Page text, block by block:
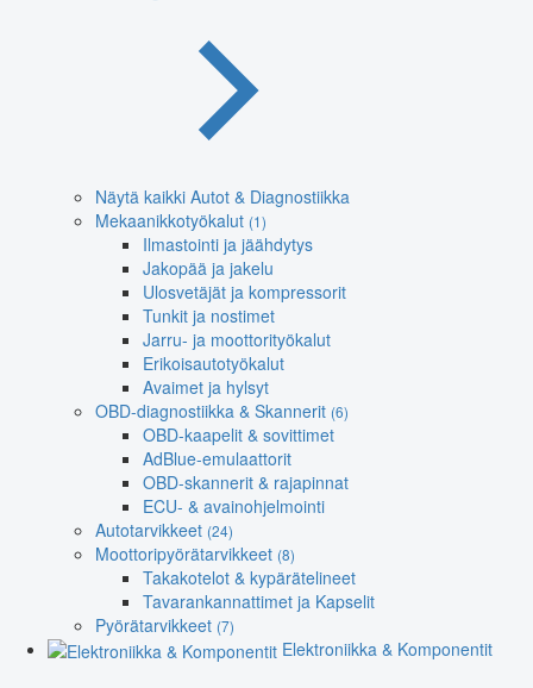
Näytä kaikki Autot & Diagnostiikka
Mekaanikkotyökalut (1)
Ilmastointi ja jäähdytys
Jakopää ja jakelu
Ulosvetäjät ja kompressorit
Tunkit ja nostimet
Jarru- ja moottorityökalut
Erikoisautotyökalut
Avaimet ja hylsyt
OBD-diagnostiikka & Skannerit (6)
OBD-kaapelit & sovittimet
AdBlue-emulaattorit
OBD-skannerit & rajapinnat
ECU- & avainohjelmointi
Autotarvikkeet (24)
Moottoripyörätarvikkeet (8)
Takakotelot & kypärätelineet
Tavarankannattimet ja Kapselit
Pyörätarvikkeet (7)
Elektroniikka & Komponentit